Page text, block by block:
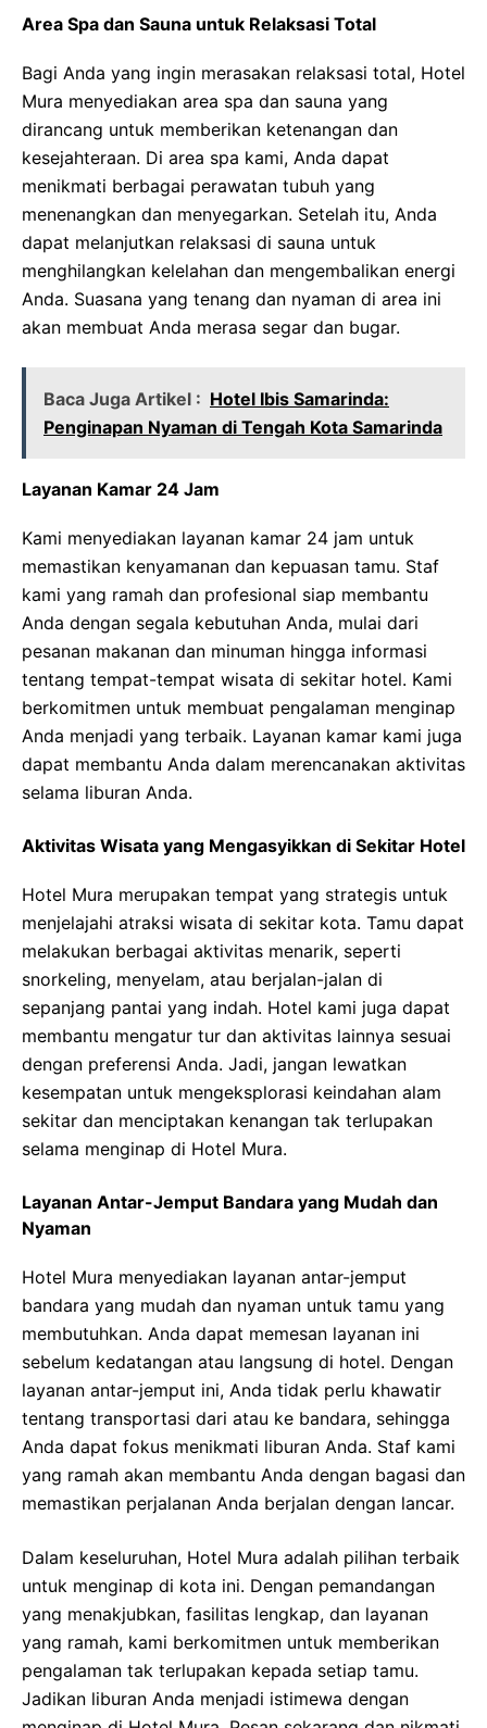
Area Spa dan Sauna untuk Relaksasi Total
Bagi Anda yang ingin merasakan relaksasi total, Hotel
Mura menyediakan area spa dan sauna yang
dirancang untuk memberikan ketenangan dan
kesejahteraan. Di area spa kami, Anda dapat
menikmati berbagai perawatan tubuh yang
menenangkan dan menyegarkan. Setelah itu, Anda
dapat melanjutkan relaksasi di sauna untuk
menghilangkan kelelahan dan mengembalikan energi
Anda. Suasana yang tenang dan nyaman di area ini
akan membuat Anda merasa segar dan bugar.
Baca Juga Artikel : Hotel Ibis Samarinda:
Penginapan Nyaman di Tengah Kota Samarinda
Layanan Kamar 24 Jam
Kami menyediakan layanan kamar 24 jam untuk
memastikan kenyamanan dan kepuasan tamu. Staf
kami yang ramah dan profesional siap membantu
Anda dengan segala kebutuhan Anda, mulai dari
pesanan makanan dan minuman hingga informasi
tentang tempat-tempat wisata di sekitar hotel. Kami
berkomitmen untuk membuat pengalaman menginap
Anda menjadi yang terbaik. Layanan kamar kami juga
dapat membantu Anda dalam merencanakan aktivitas
selama liburan Anda.
Aktivitas Wisata yang Mengasyikkan di Sekitar Hotel
Hotel Mura merupakan tempat yang strategis untuk
menjelajahi atraksi wisata di sekitar kota. Tamu dapat
melakukan berbagai aktivitas menarik, seperti
snorkeling, menyelam, atau berjalan-jalan di
sepanjang pantai yang indah. Hotel kami juga dapat
membantu mengatur tur dan aktivitas lainnya sesuai
dengan preferensi Anda. Jadi, jangan lewatkan
kesempatan untuk mengeksplorasi keindahan alam
sekitar dan menciptakan kenangan tak terlupakan
selama menginap di Hotel Mura.
Layanan Antar-Jemput Bandara yang Mudah dan
Nyaman
Hotel Mura menyediakan layanan antar-jemput
bandara yang mudah dan nyaman untuk tamu yang
membutuhkan. Anda dapat memesan layanan ini
sebelum kedatangan atau langsung di hotel. Dengan
layanan antar-jemput ini, Anda tidak perlu khawatir
tentang transportasi dari atau ke bandara, sehingga
Anda dapat fokus menikmati liburan Anda. Staf kami
yang ramah akan membantu Anda dengan bagasi dan
memastikan perjalanan Anda berjalan dengan lancar.
Dalam keseluruhan, Hotel Mura adalah pilihan terbaik
untuk menginap di kota ini. Dengan pemandangan
yang menakjubkan, fasilitas lengkap, dan layanan
yang ramah, kami berkomitmen untuk memberikan
pengalaman tak terlupakan kepada setiap tamu.
Jadikan liburan Anda menjadi istimewa dengan